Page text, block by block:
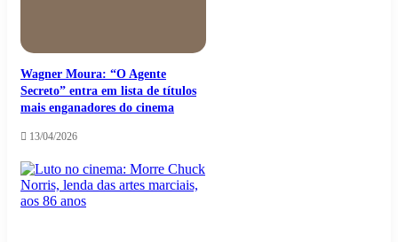
Wagner Moura: “O Agente
Secreto” entra em lista de títulos
mais enganadores do cinema
13/04/2026